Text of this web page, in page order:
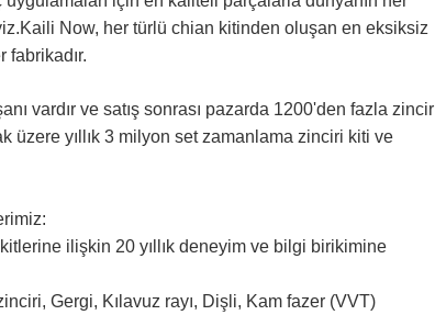
Now, her türlü chian kitinden oluşan en eksiksiz
vardır ve satış sonrası pazarda 1200'den fazla zincir
üzere yıllık 3 milyon set zamanlama zinciri kiti ve
ilişkin 20 yıllık deneyim ve bilgi birikimine
Gergi, Kılavuz rayı, Dişli, Kam fazer (VVT)